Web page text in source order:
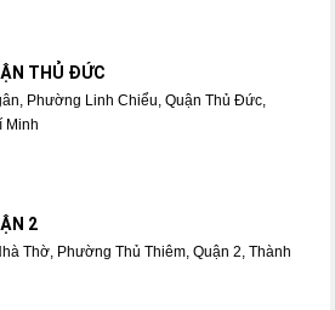
THỦ ĐỨC
Phường Linh Chiểu, Quận Thủ Đức,
Minh
2
Thờ, Phường Thủ Thiêm, Quận 2, Thành